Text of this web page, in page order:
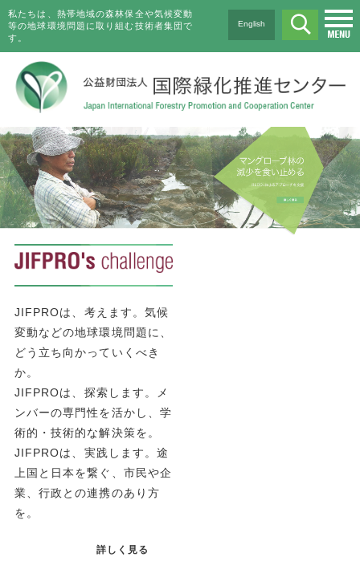
私たちは、熱帯地域の森林保全や気候変動
等の地球環境問題に取り組む技術者集団で
す。
English
JIFPROは、考えます。気候
変動などの地球環境問題に、
どう立ち向かっていくべき
か。
JIFPROは、探索します。メ
ンバーの専門性を活かし、学
術的・技術的な解決策を。
JIFPROは、実践します。途
上国と日本を繋ぐ、市民や企
業、行政との連携のあり方
を。
詳しく見る